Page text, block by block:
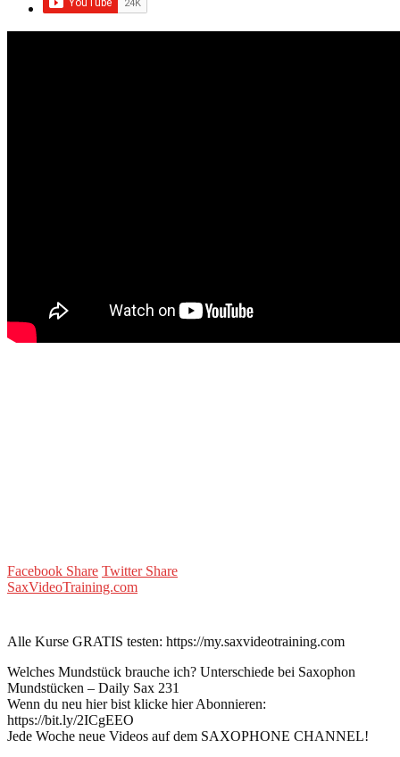
Facebook Share Twitter Share
SaxVideoTraining.com
Alle Kurse GRATIS testen: https://my.saxvideotraining.com
Welches Mundstück brauche ich? Unterschiede bei Saxophon
Mundstücken – Daily Sax 231
Wenn du neu hier bist klicke hier Abonnieren:
https://bit.ly/2ICgEEO
Jede Woche neue Videos auf dem SAXOPHONE CHANNEL!